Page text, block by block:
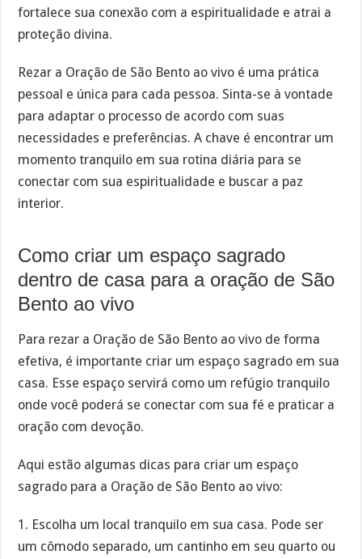
fortalece sua conexão com a espiritualidade e atrai a
proteção divina.
Rezar a Oração de São Bento ao vivo é uma prática
pessoal e única para cada pessoa. Sinta-se à vontade
para adaptar o processo de acordo com suas
necessidades e preferências. A chave é encontrar um
momento tranquilo em sua rotina diária para se
conectar com sua espiritualidade e buscar a paz
interior.
Como criar um espaço sagrado
dentro de casa para a oração de São
Bento ao vivo
Para rezar a Oração de São Bento ao vivo de forma
efetiva, é importante criar um espaço sagrado em sua
casa. Esse espaço servirá como um refúgio tranquilo
onde você poderá se conectar com sua fé e praticar a
oração com devoção.
Aqui estão algumas dicas para criar um espaço
sagrado para a Oração de São Bento ao vivo:
1. Escolha um local tranquilo em sua casa. Pode ser
um cômodo separado, um cantinho em seu quarto ou